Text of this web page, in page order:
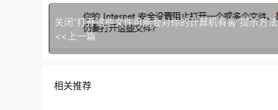
关闭“打开这些文件可能会对你的计算机有害”提示方法
<<上一篇
相关推荐